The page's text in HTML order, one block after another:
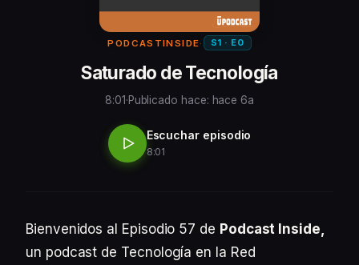
PODCASTINSIDE · S1 · E0
Saturado de Tecnología
8:01·Publicado hace: hace 6a
Escuchar episodio
8:01
Bienvenidos al Episodio 57 de Podcast Inside,
un podcast de Tecnología en la Red